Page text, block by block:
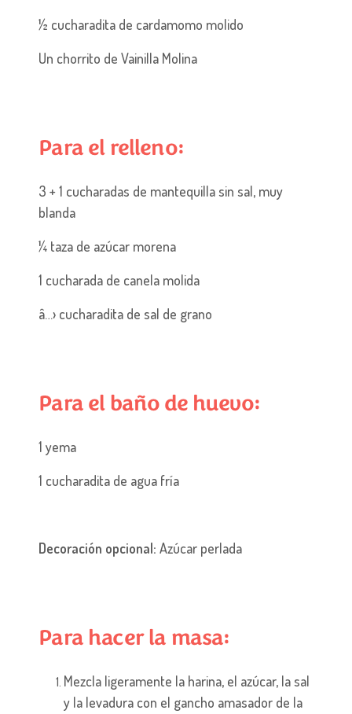
½ cucharadita de cardamomo molido
Un chorrito de Vainilla Molina
Para el relleno:
3 + 1 cucharadas de mantequilla sin sal, muy
blanda
¼ taza de azúcar morena
1 cucharada de canela molida
â…› cucharadita de sal de grano
Para el baño de huevo:
1 yema
1 cucharadita de agua fría
Decoración opcional: Azúcar perlada
Para hacer la masa:
Mezcla ligeramente la harina, el azúcar, la sal
y la levadura con el gancho amasador de la